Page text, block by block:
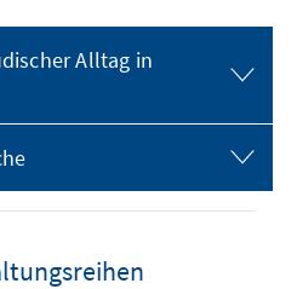
Alltag in